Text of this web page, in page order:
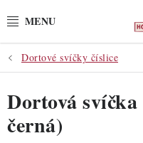
na
POTŘEBY
POMŮCKY
SUROVINY
Dortové svíčky číslice
Dortová
černá)